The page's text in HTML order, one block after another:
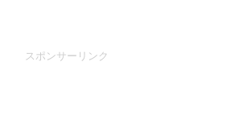
スポンサーリンク